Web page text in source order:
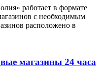
работает в формате
с необходимым
расположено в
магазины 24 часа